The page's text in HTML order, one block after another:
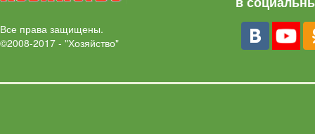
Все права защищены.
©2008-2017 - "Хозяйство"